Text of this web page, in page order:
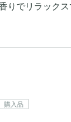
りでリラック
購入品